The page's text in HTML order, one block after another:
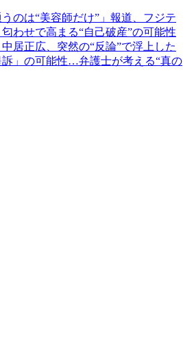
のは“美容師だけ”」報道、フジテ
わせで高まる“自己破産”の可能性
中居正広、突然の“反論”で浮上した
訴」の可能性…弁護士が考える“真の